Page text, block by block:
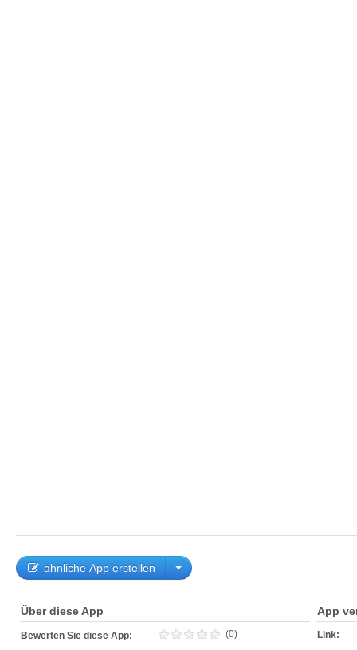
ähnliche App erstellen
Über diese App
Bewerten Sie diese App: (0)
App
Link: